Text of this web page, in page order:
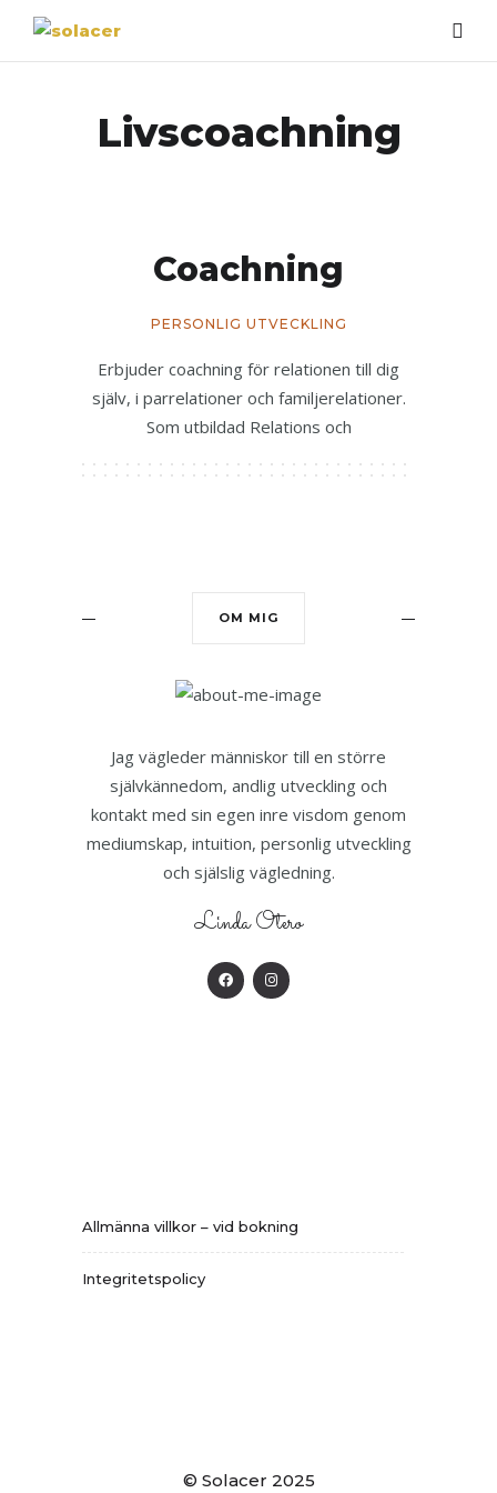
Livscoachning
Coachning
PERSONLIG UTVECKLING
Erbjuder coachning för relationen till dig
själv, i parrelationer och familjerelationer.
Som utbildad Relations och
OM MIG
Jag vägleder människor till en större
självkännedom, andlig utveckling och
kontakt med sin egen inre visdom genom
mediumskap, intuition, personlig utveckling
och själslig vägledning.
Linda Otero
Allmänna villkor – vid bokning
Integritetspolicy
© Solacer 2025